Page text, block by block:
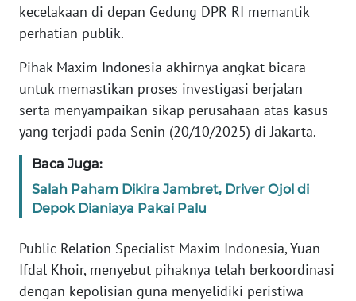
kecelakaan di depan Gedung DPR RI memantik
perhatian publik.
Pihak Maxim Indonesia akhirnya angkat bicara
untuk memastikan proses investigasi berjalan
serta menyampaikan sikap perusahaan atas kasus
yang terjadi pada Senin (20/10/2025) di Jakarta.
Baca Juga:
Salah Paham Dikira Jambret, Driver Ojol di
Depok Dianiaya Pakai Palu
Public Relation Specialist Maxim Indonesia, Yuan
Ifdal Khoir, menyebut pihaknya telah berkoordinasi
dengan kepolisian guna menyelidiki peristiwa
INDEKS
BERITA
KONTAK
KAMI
INFO
TENTANG
KAMI
PEDOMAN
MEDIA
SIBER